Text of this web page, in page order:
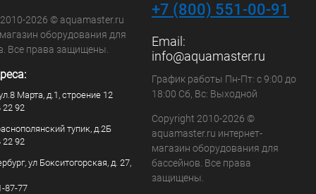
2026 © aquamaster.ru
оборудования для
Все права защищены.
Марта, д.1, строение 12
22 92
тупик, д.2Б
22 92
ул Бокситогорская, д. 27,
87-77
+7 (800) 551-00-91
Email:
info@aquamaster.ru
График работы Пн-Пт: с 9:00 до
18:00 Сб, Вс: Выходной
Copyright 2010-2026 ©
aquamaster.ru интернет-
магазин оборудования для
бассейнов. Все права
защищены.